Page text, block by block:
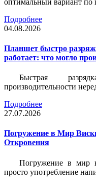
Подробнее
04.08.2026
Планшет быстро
работает: что могло
Быстрая
производительности
Подробнее
27.07.2026
Погружение в Мир
Откровения
Погружение в мир
просто употребление